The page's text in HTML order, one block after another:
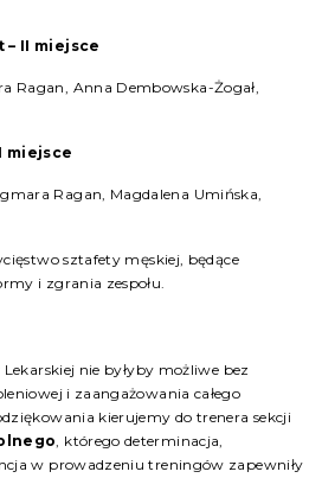
– II miejsce
Ragan, Anna Dembowska-Żogał,
miejsce
Ragan, Magdalena Umińska,
sztafety męskiej, będące
i zgrania zespołu.
nie byłyby możliwe bez
i zaangażowania całego
kierujemy do trenera sekcji
, którego determinacja,
w prowadzeniu treningów zapewniły